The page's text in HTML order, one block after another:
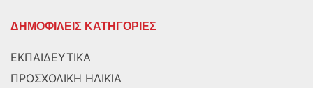
ΔΗΜΟΦΙΛΕΙΣ ΚΑΤΗΓΟΡΙΕΣ
ΕΚΠΑΙΔΕΥΤΙΚΑ
ΠΡΟΣΧΟΛΙΚΗ ΗΛΙΚΙΑ